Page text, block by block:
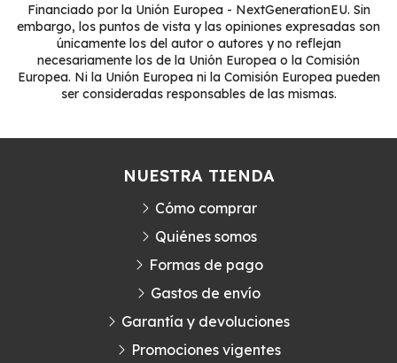
Financiado por la Unión Europea - NextGenerationEU. Sin
embargo, los puntos de vista y las opiniones expresadas son
únicamente los del autor o autores y no reflejan
necesariamente los de la Unión Europea o la Comisión
Europea. Ni la Unión Europea ni la Comisión Europea pueden
ser consideradas responsables de las mismas.
NUESTRA TIENDA
Cómo comprar
Quiénes somos
Formas de pago
Gastos de envío
Garantía y devoluciones
Promociones vigentes